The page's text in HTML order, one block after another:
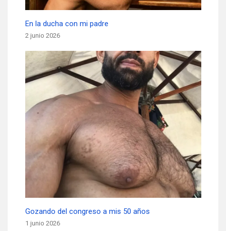
En la ducha con mi padre
2 junio 2026
Gozando del congreso a mis 50 años
1 junio 2026